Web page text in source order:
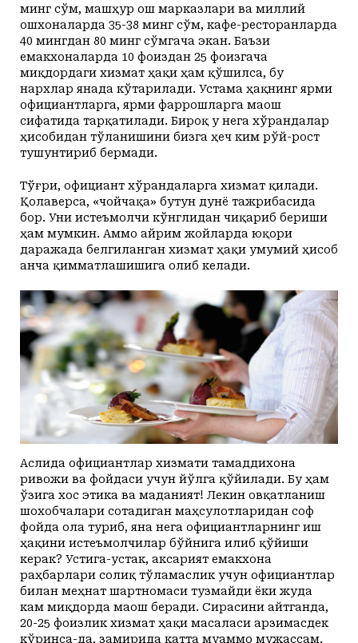
минг сўм, машҳур ош марказлари ва миллий
ошхоналарда 35-38 минг сўм, кафе-ресторанларда
40 мингдан 80 минг сўмгача экан. Баъзи
емакхоналарда 10 фоиздан 25 фоизгача
миқдордаги хизмат ҳақи ҳам қўшилса, бу
нархлар янада кўтарилади. Устама ҳақнинг ярми
официантларга, ярми фаррошларга маош
сифатида тарқатилади. Бироқ у нега хўрандалар
ҳисобидан тўланишини бизга ҳеч ким рўй-рост
тушунтириб бермади.
Тўғри, официант хўрандаларга хизмат қилади.
Қолаверса, «чойчақа» бутун дунё тажрибасида
бор. Уни истеъмолчи кўнглидан чиқариб бериши
ҳам мумкин. Аммо айрим жойларда юқори
даражада белгиланган хизмат ҳақи умумий ҳисоб
анча қимматлашишига олиб келади.
Аслида официантлар хизмати тамаддихона
ривожи ва фойдаси учун йўлга қўйилади. Бу ҳам
ўзига хос этика ва маданият! Лекин овқатланиш
шохобчалари сотадиган маҳсулотларидан соф
фойда ола туриб, яна нега официантларнинг иш
ҳақини истеъмолчилар бўйнига илиб қўйиши
керак? Устига-­устак, аксарият емакхона
раҳбарлари солиқ тўламаслик учун официантлар
билан меҳнат шартномаси тузмайди ёки жуда
кам миқдорда маош беради. Сирасини айтганда,
20-25 фоизлик хизмат ҳақи масаласи арзимасдек
кўринса-да, замирида катта муаммо мужассам.